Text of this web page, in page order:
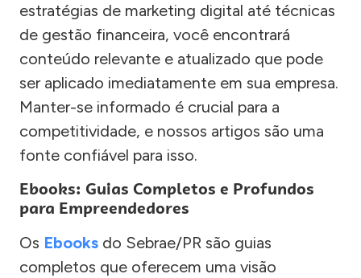
estratégias de marketing digital até técnicas
de gestão financeira, você encontrará
conteúdo relevante e atualizado que pode
ser aplicado imediatamente em sua empresa.
Manter-se informado é crucial para a
competitividade, e nossos artigos são uma
fonte confiável para isso.
Ebooks: Guias Completos e Profundos
para Empreendedores
Os Ebooks do Sebrae/PR são guias
completos que oferecem uma visão